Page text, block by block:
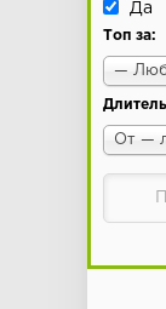
Да
Топ за:
—
От —